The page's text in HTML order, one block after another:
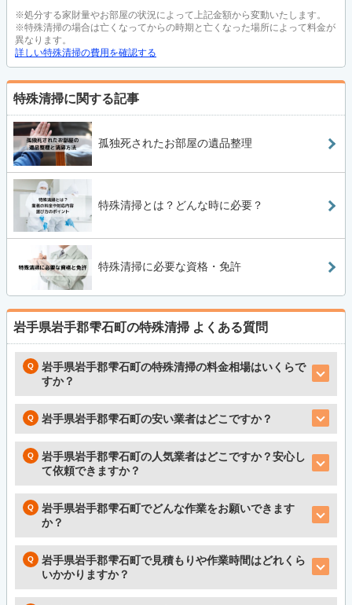
※処分する家財量やお部屋の状況によって上記金額から変動いたします。
※特殊清掃の場合は亡くなってからの時期と亡くなった場所によって料金が
異なります。
詳しい特殊清掃の費用を確認する
特殊清掃に関する記事
孤独死されたお部屋の遺品整理
特殊清掃とは？どんな時に必要？
特殊清掃に必要な資格・免許
岩手県岩手郡雫石町の特殊清掃 よくある質問
岩手県岩手郡雫石町の特殊清掃の料金相場はいくらで
すか？
岩手県岩手郡雫石町の安い業者はどこですか？
岩手県岩手郡雫石町の人気業者はどこですか？安心し
て依頼できますか？
岩手県岩手郡雫石町でどんな作業をお願いできます
か？
岩手県岩手郡雫石町で見積もりや作業時間はどれくら
いかかりますか？